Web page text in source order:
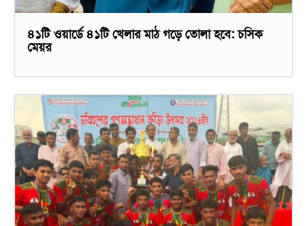
৪১টি ওয়ার্ডে ৪১টি খেলার মাঠ গড়ে তোলা হবে: চসিক
মেয়র